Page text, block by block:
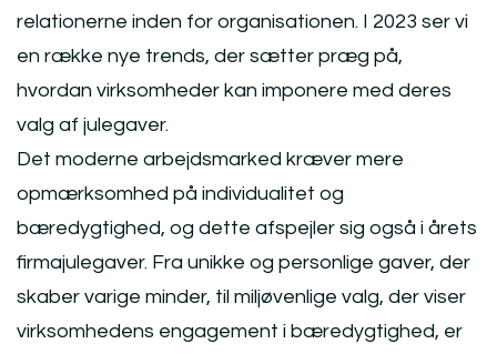
relationerne inden for organisationen. I 2023 ser vi
en række nye trends, der sætter præg på,
hvordan virksomheder kan imponere med deres
valg af julegaver.
Det moderne arbejdsmarked kræver mere
opmærksomhed på individualitet og
bæredygtighed, og dette afspejler sig også i årets
firmajulegaver. Fra unikke og personlige gaver, der
skaber varige minder, til miljøvenlige valg, der viser
virksomhedens engagement i bæredygtighed, er